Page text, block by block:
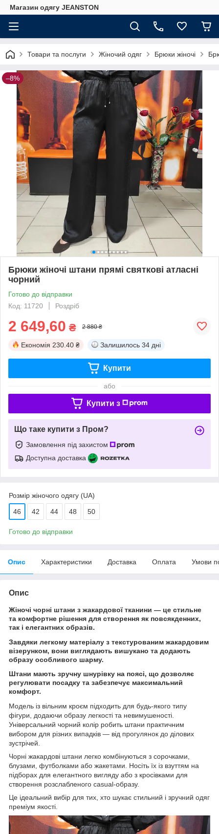
Магазин одягу JEANSTON
Товари та послуги Жіночий одяг Брюки жіночі
–8%
Брюки жіночі штани прямі святкові атласні
чорний
Готово до відправки
Код: 11720
Роздріб
2 649,60 ₴ 2 880 ₴
Економія 230.40 ₴ Залишилось 34 дні
Купити
або
Купити з
Що таке купити з Пром?
Замовлення під захистом
Доступна доставка
Розмір жіночого одягу (UA)
46 42 44 48 50
Готово до відправки
Опис Характеристики Доставка Оплата Умови
Опис
Жіночі чорні штани з жакардової тканини — це стильне
та комфортне рішення для створення як повсякденних,
так і елегантних образів.
Завдяки легкому матеріалу з текстурованим жакардовим
візерунком, вони виглядають вишукано та додають
образу особливого шарму.
Штани мають зручну шнурівку на поясі, що дозволяє
регулювати посадку та забезпечує максимальний
комфорт.
Модель із вільним кроєм підходить для будь-якого типу
фігури, додаючи образу легкості та невимушеності.
Універсальний чорний колір робить штани практичним
вибором для різних випадків — від прогулянок до ділових
зустрічей.
Чорні жакардові штани легко комбінуються з сорочками,
блузами, футболками або жакетами. Носіть їх із взуттям на
підборах для елегантного вигляду або з кросівками для
створення розслабленого casual-образу.
Це ідеальний вибір для тих, хто шукає стильний і зручний одяг
преміум якості.